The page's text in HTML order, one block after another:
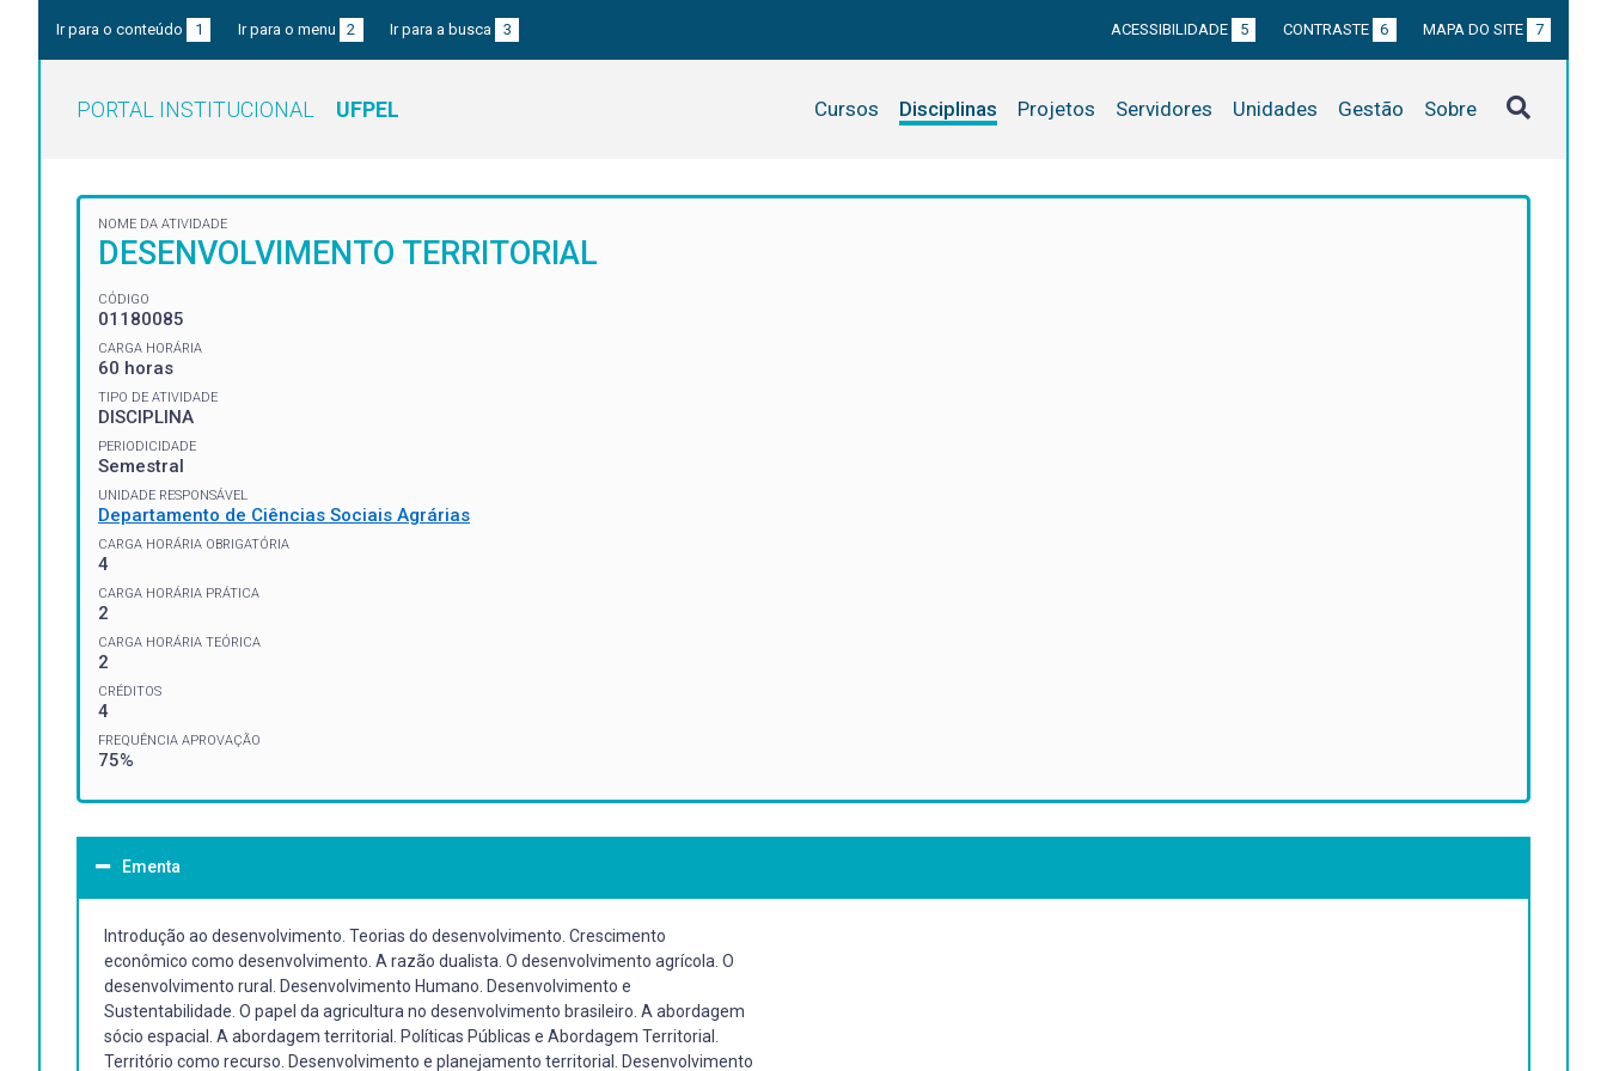
Ir para o conteúdo 1 Ir para o menu 2 Ir para a busca 3 ACESSIBILIDADE 5 CONTRASTE 6 MAPA DO SITE 7
PORTAL INSTITUCIONAL UFPEL Cursos Disciplinas Projetos Servidores Unidades Gestão Sobre
NOME DA ATIVIDADE
DESENVOLVIMENTO TERRITORIAL
CÓDIGO
01180085
CARGA HORÁRIA
60 horas
TIPO DE ATIVIDADE
DISCIPLINA
PERIODICIDADE
Semestral
UNIDADE RESPONSÁVEL
Departamento de Ciências Sociais Agrárias
CARGA HORÁRIA OBRIGATÓRIA
4
CARGA HORÁRIA PRÁTICA
2
CARGA HORÁRIA TEÓRICA
2
CRÉDITOS
4
FREQUÊNCIA APROVAÇÃO
75%
Ementa
Introdução ao desenvolvimento. Teorias do desenvolvimento. Crescimento
econômico como desenvolvimento. A razão dualista. O desenvolvimento agrícola. O
desenvolvimento rural. Desenvolvimento Humano. Desenvolvimento e
Sustentabilidade. O papel da agricultura no desenvolvimento brasileiro. A abordagem
sócio espacial. A abordagem territorial. Políticas Públicas e Abordagem Territorial.
Território como recurso. Desenvolvimento e planejamento territorial. Desenvolvimento